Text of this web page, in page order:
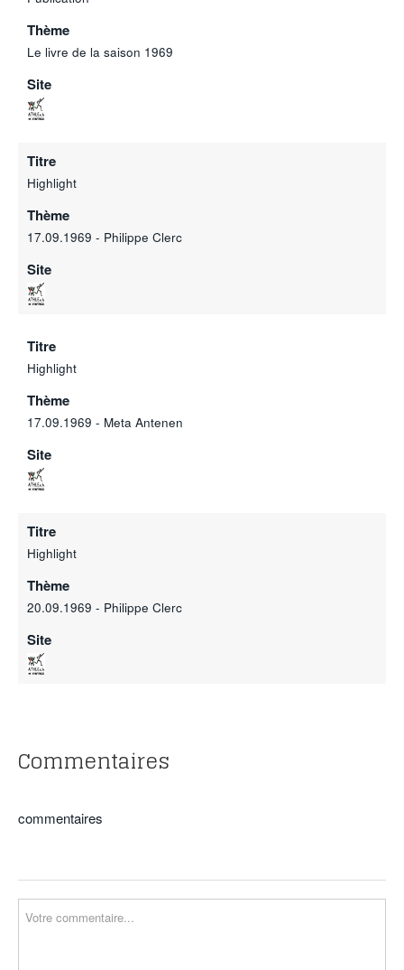
Thème
Le livre de la saison 1969
Site
Titre
Highlight
Thème
17.09.1969 - Philippe Clerc
Site
Titre
Highlight
Thème
17.09.1969 - Meta Antenen
Site
Titre
Highlight
Thème
20.09.1969 - Philippe Clerc
Site
Commentaires
commentaires